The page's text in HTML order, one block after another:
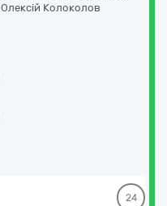
Олексій Колоколов
24